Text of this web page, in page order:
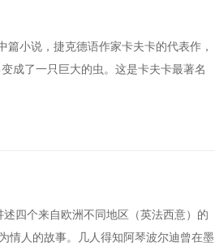
小说，捷克德语作家卡夫卡的代表作，
成了一只巨大的虫。这是卡夫卡最著名
四个来自欧洲不同地区（英法西意）的
情人的故事。几人得知阿琴波尔迪曾在墨